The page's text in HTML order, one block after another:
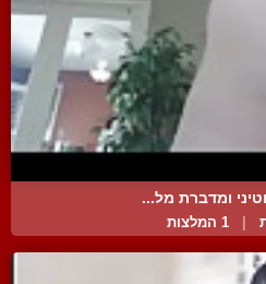
ומדברת מל...
1 המלצות